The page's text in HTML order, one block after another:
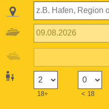
18+ < 18